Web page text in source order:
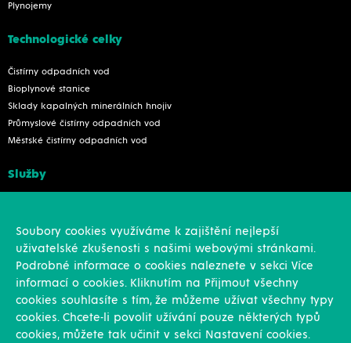
Plynojemy
Technologické celky
Čistírny odpadních vod
Bioplynové stanice
Sklady kapalných minerálních hnojiv
Průmyslové čistírny odpadních vod
Městské čistírny odpadních vod
Služby
Soubory cookies využíváme k zajištění nejlepší
uživatelské zkušenosti s našimi webovými stránkami.
Podrobné informace o cookies naleznete v sekci Více
informací o cookies. Kliknutím na Přijmout všechny
cookies souhlasíte s tím, že můžeme užívat všechny typy
cookies. Chcete-li povolit užívání pouze některých typů
cookies, můžete tak učinit v sekci Nastavení cookies.